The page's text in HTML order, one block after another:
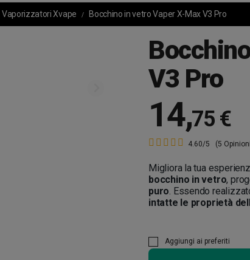
Vaporizzatori Xvape Bocchino in vetro Vaper X-Max V3 Pro
V3 Pro
14,75 €
4.60/5 (5
Migliora la tua
bocchino in vetro,
puro. Essendo
intatte le proprietà
Aggiungi ai preferiti